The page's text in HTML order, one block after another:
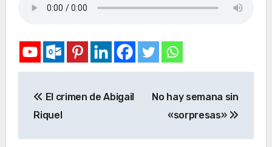
El crimen de Abigail
Riquel
No hay semana sin
«sorpresas»